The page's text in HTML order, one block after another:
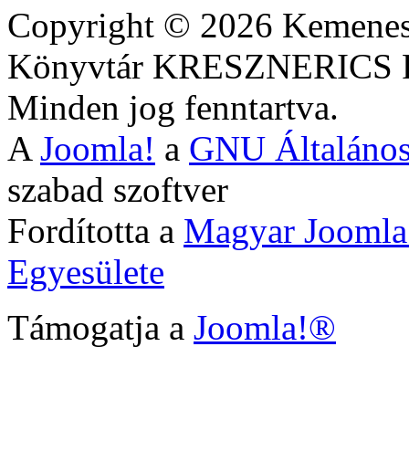
Copyright © 2026
Könyvtár
Minden jog fenntartva.
A Joomla! a GNU
szabad szoftver
Fordította a Magyar
Egyesülete
Támogatja a Joomla!®